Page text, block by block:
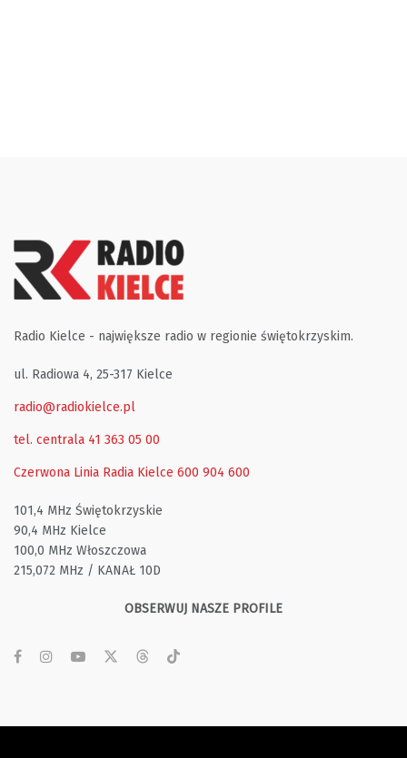
Radio Kielce - największe radio w regionie świętokrzyskim.
ul. Radiowa 4, 25-317 Kielce
radio@radiokielce.pl
tel. centrala 41 363 05 00
Czerwona Linia Radia Kielce 600 904 600
101,4 MHz Świętokrzyskie
90,4 MHz Kielce
100,0 MHz Włoszczowa
215,072 MHz / KANAŁ 10D
OBSERWUJ NASZE PROFILE